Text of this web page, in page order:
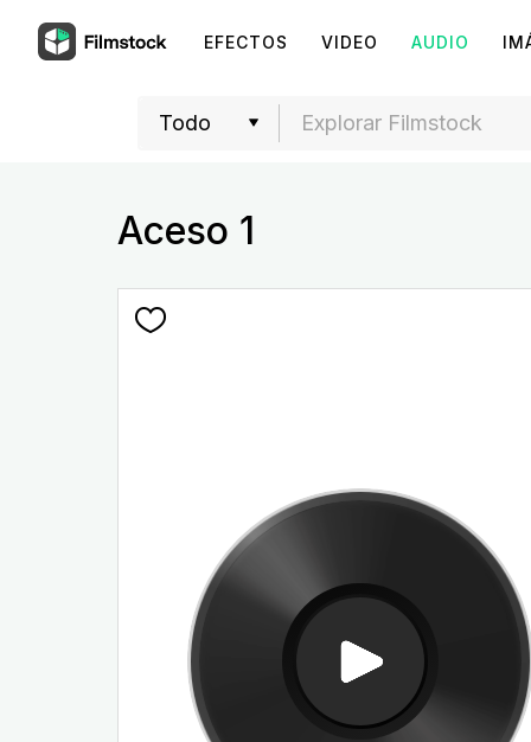
EFECTOS VIDEO AUDIO
Aceso 1